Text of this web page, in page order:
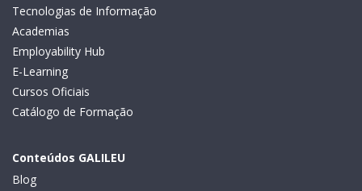
Tecnologias de Informação
Academias
Employability Hub
E-Learning
Cursos Oficiais
Catálogo de Formação
Conteúdos GALILEU
Blog